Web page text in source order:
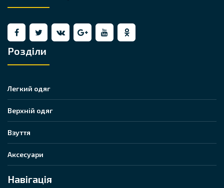
Розділи
Легкий одяг
Верхній одяг
Взуття
Аксесуари
Навігація